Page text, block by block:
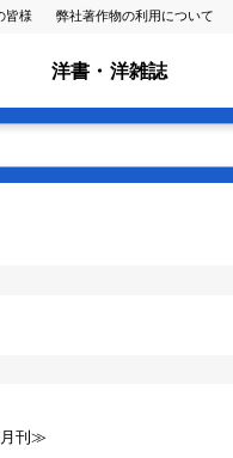
皆様 弊社著作物の利用について
洋書・洋雑誌
刊≫